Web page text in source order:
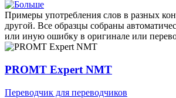
Примеры употребления слов в разных
другой. Все образцы собраны
или иную ошибку в оригинале или
PROMT Expert NMT
Переводчик для переводчиков